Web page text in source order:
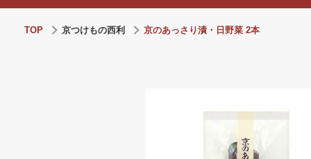
TOP 京つけもの西利 京のあっさり漬・日野菜 2本